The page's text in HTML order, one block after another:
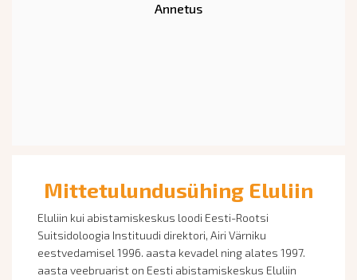
Annetus
Mittetulundusühing Eluliin
Eluliin kui abistamiskeskus loodi Eesti-Rootsi
Suitsidoloogia Instituudi direktori, Airi Värniku
eestvedamisel 1996. aasta kevadel ning alates 1997.
aasta veebruarist on Eesti abistamiskeskus Eluliin